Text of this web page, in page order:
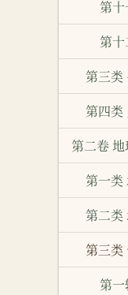
第
第十
第三类
第四类
第二卷
第一类
第二类
第三类
第一